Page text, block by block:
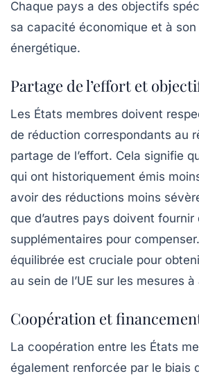
Chaque pays a des objectifs
sa capacité économique et à
énergétique.
Partage de l’effort et
Les États membres doivent
de réduction correspondants au
partage de l’effort. Cela signifie
qui ont historiquement émis
avoir des réductions moins
que d’autres pays doivent fournir
supplémentaires pour
équilibrée est cruciale pour
au sein de l’UE sur les mesures à
Coopération et
La coopération entre les États
également renforcée par le biais